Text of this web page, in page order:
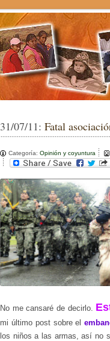
31/07/11: Fatal
Categoría: Opinión y coyuntura
No me cansaré de decirlo.
mi último post sobre el
los niños a las armas, así no